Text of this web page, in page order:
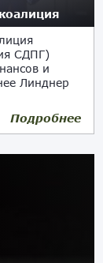
СДПГ)
и
Линднер
Подробнее